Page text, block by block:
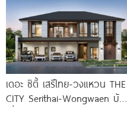
เดอะ ซิตี้ เสรีไทย-วงแหวน THE
CITY Serithai-Wongwaen บ้าน